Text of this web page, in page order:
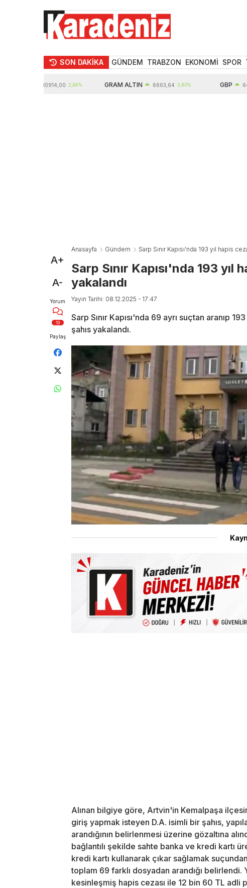
SON DAKİKA GÜNDEM TRABZON EKONOMİ SPOR
10914,00 2,64% GRAM ALTIN 6663,64 2,63% 64,63
A+
A-
Yorum
10
Paylaş
Anasayfa Gündem Sarp Sınır Kapısı'nda 193 yıl hapis
Sarp Sınır Kapısı'nda 193 yıl
yakalandı
Yayın Tarihi: 08.12.2025 - 17:47
Sarp Sınır Kapısı'nda 69 ayrı suçtan aranıp
şahıs yakalandı.
Alınan bilgiye göre, Artvin'in Kemalpaşa
giriş yapmak isteyen D.A. isimli bir şahıs,
arandığının belirlenmesi üzerine gözaltına
bağlantılı şekilde sahte banka ve kredi kartı
kredi kartı kullanarak çıkar sağlamak
toplam 69 farklı dosyadan arandığı belirlendi.
kesinleşmiş hapis cezası ile 12 bin 60 TL adli